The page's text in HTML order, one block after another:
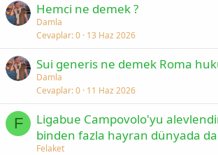
Hemci ne demek ?
Damla
Cevaplar 0 13 Haz 2026
Sui generis ne demek Roma
Damla
Cevaplar 0 11 Haz 2026
F
Ligabue Campovolo'yu
binden fazla hayran dünyada
Felaket